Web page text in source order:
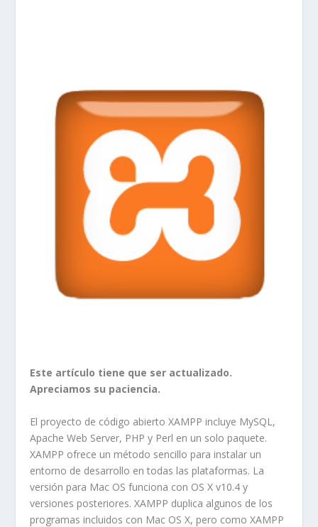
Este artículo tiene que ser actualizado.
Apreciamos su paciencia.
El proyecto de código abierto XAMPP incluye MySQL,
Apache Web Server, PHPy Perl en un solo paquete.
XAMPP ofrece un método sencillo para instalar un
entorno de desarrollo en todas las plataformas. La
versión para Mac OS funciona con OS X v10.4 y
versiones posteriores. XAMPP duplica algunos de los
programas incluidos con Mac OS X, pero como XAMPP